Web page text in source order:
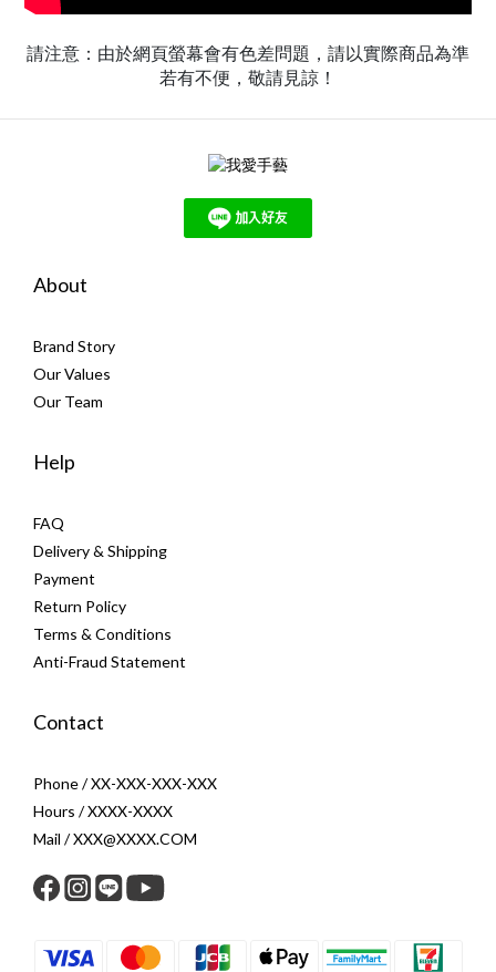
請注意：由於網頁螢幕會有色差問題，請以實際商品為準
若有不便，敬請見諒！
About
Brand Story
Our Values
Our Team
Help
FAQ
Delivery & Shipping
Payment
Return Policy
Terms & Conditions
Anti-Fraud Statement
Contact
Phone / XX-XXX-XXX-XXX
Hours / XXXX-XXXX
Mail / XXX@XXXX.COM